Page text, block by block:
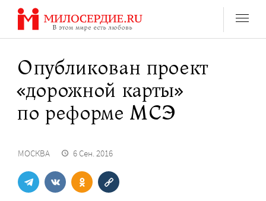
Перейти
содержанию
Опубликован проект
«дорожной карты»
по реформе МСЭ
МОСКВА 6 Сен. 2016